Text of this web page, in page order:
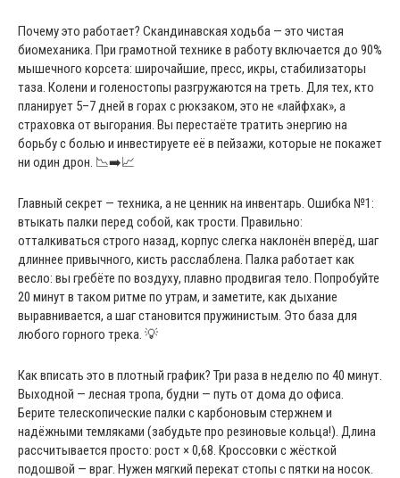
Почему это работает? Скандинавская ходьба — это чистая
биомеханика. При грамотной технике в работу включается до 90%
мышечного корсета: широчайшие, пресс, икры, стабилизаторы
таза. Колени и голеностопы разгружаются на треть. Для тех, кто
планирует 5–7 дней в горах с рюкзаком, это не «лайфхак», а
страховка от выгорания. Вы перестаёте тратить энергию на
борьбу с болью и инвестируете её в пейзажи, которые не покажет
ни один дрон. 📉➡️📈
Главный секрет — техника, а не ценник на инвентарь. Ошибка №1:
втыкать палки перед собой, как трости. Правильно:
отталкиваться строго назад, корпус слегка наклонён вперёд, шаг
длиннее привычного, кисть расслаблена. Палка работает как
весло: вы гребёте по воздуху, плавно продвигая тело. Попробуйте
20 минут в таком ритме по утрам, и заметите, как дыхание
выравнивается, а шаг становится пружинистым. Это база для
любого горного трека. 💡
Как вписать это в плотный график? Три раза в неделю по 40 минут.
Выходной — лесная тропа, будни — путь от дома до офиса.
Берите телескопические палки с карбоновым стержнем и
надёжными темляками (забудьте про резиновые кольца!). Длина
рассчитывается просто: рост × 0,68. Кроссовки с жёсткой
подошвой — враг. Нужен мягкий перекат стопы с пятки на носок.